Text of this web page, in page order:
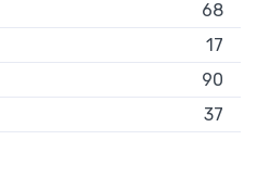
68
17
90
37